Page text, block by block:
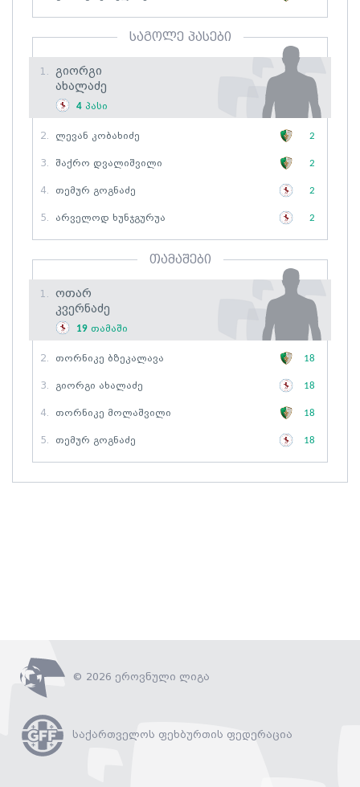
საგოლე პასები
1.
Გიორგი
Ახალაძე
4 პასი
2. Ლევან Კობახიძე 2
3. Შაქრო Დვალიშვილი 2
4. Თემურ Გოგნაძე 2
5. Არველოდ Ხუნჯგურუა 2
თამაშები
1.
Ოთარ
Კვერნაძე
19 თამაში
2. Თორნიკე Ბზეკალავა 18
3. Გიორგი Ახალაძე 18
4. Თორნიკე Მოლაშვილი 18
5. Თემურ Გოგნაძე 18
© 2026 ეროვნული ლიგა
საქართველოს ფეხბურთის ფედერაცია